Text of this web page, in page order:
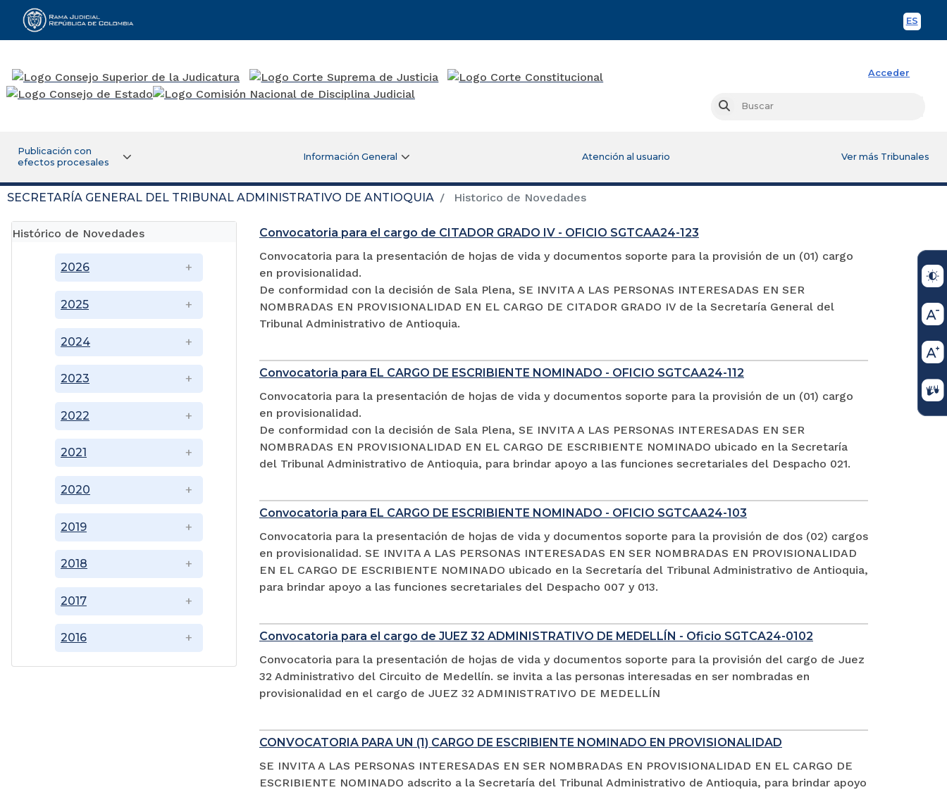
ES
Rama Judicial
Acceder
Buscar
Publicación con
efectos procesales
Información General Atención al usuario Ver más Tribunales
SECRETARÍA GENERAL DEL TRIBUNAL ADMINISTRATIVO DE ANTIOQUIA Historico de Novedades
Histórico de Novedades
2016
2017
2018
2019
2020
2021
2022
2023
2024
2025
2026
Convocatoria para el cargo de CITADOR GRADO IV - OFICIO SGTCAA24-123
Convocatoria para la presentación de hojas de vida y documentos soporte para la provisión de un (01) cargo
en provisionalidad.
De conformidad con la decisión de Sala Plena, SE INVITA A LAS PERSONAS INTERESADAS EN SER
NOMBRADAS EN PROVISIONALIDAD EN EL CARGO DE CITADOR GRADO IV de la Secretaría General del
Tribunal Administrativo de Antioquia.
Convocatoria para EL CARGO DE ESCRIBIENTE NOMINADO - OFICIO SGTCAA24-112
Convocatoria para la presentación de hojas de vida y documentos soporte para la provisión de un (01) cargo
en provisionalidad.
De conformidad con la decisión de Sala Plena, SE INVITA A LAS PERSONAS INTERESADAS EN SER
NOMBRADAS EN PROVISIONALIDAD EN EL CARGO DE ESCRIBIENTE NOMINADO ubicado en la Secretaría
del Tribunal Administrativo de Antioquia, para brindar apoyo a las funciones secretariales del Despacho 021.
Convocatoria para EL CARGO DE ESCRIBIENTE NOMINADO - OFICIO SGTCAA24-103
Convocatoria para la presentación de hojas de vida y documentos soporte para la provisión de dos (02) cargos
en provisionalidad. SE INVITA A LAS PERSONAS INTERESADAS EN SER NOMBRADAS EN PROVISIONALIDAD
EN EL CARGO DE ESCRIBIENTE NOMINADO ubicado en la Secretaría del Tribunal Administrativo de Antioquia,
para brindar apoyo a las funciones secretariales del Despacho 007 y 013.
Convocatoria para el cargo de JUEZ 32 ADMINISTRATIVO DE MEDELLÍN - Oficio SGTCA24-0102
Convocatoria para la presentación de hojas de vida y documentos soporte para la provisión del cargo de Juez
32 Administrativo del Circuito de Medellín. se invita a las personas interesadas en ser nombradas en
provisionalidad en el cargo de JUEZ 32 ADMINISTRATIVO DE MEDELLÍN
CONVOCATORIA PARA UN (1) CARGO DE ESCRIBIENTE NOMINADO EN PROVISIONALIDAD
SE INVITA A LAS PERSONAS INTERESADAS EN SER NOMBRADAS EN PROVISIONALIDAD EN EL CARGO DE
ESCRIBIENTE NOMINADO adscrito a la Secretaría del Tribunal Administrativo de Antioquia, para brindar apoyo